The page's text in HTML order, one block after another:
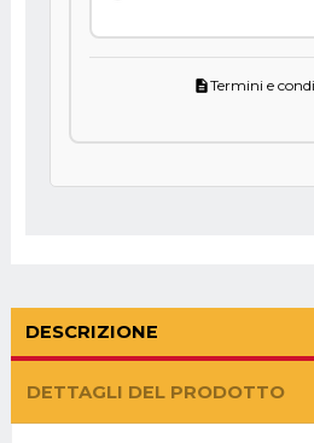
descriptionTermini e
DESCRIZIONE
DETTAGLI DEL PRODOTTO